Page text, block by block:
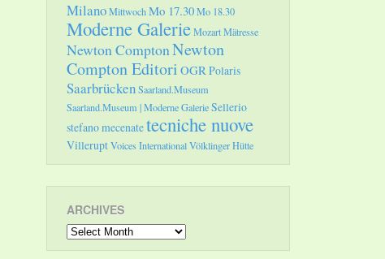
MilanoMittwochMo 17.30Mo 18.30
Moderne GalerieMozartMätresse
Newton ComptonNewton
Compton Editori OGRPolaris
SaarbrückenSaarland.Museum
Saarland.Museum | Moderne GalerieSellerio
stefano mecenatetecniche nuove
VilleruptVoices InternationalVölklinger Hütte
ARCHIVES
Archives